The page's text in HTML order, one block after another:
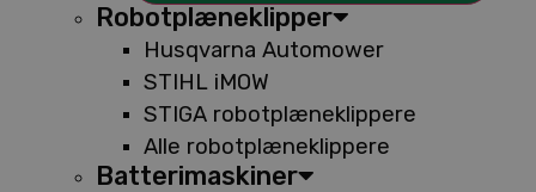
Robotplæneklipper
Husqvarna Automower
STIHL iMOW
STIGA robotplæneklippere
Alle robotplæneklippere
Batterimaskiner